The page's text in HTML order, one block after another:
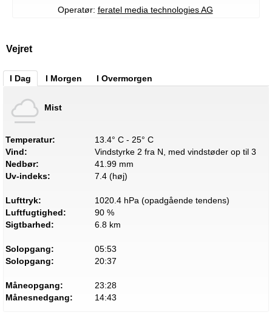
Operatør: feratel media technologies AG
Vejret
I Dag I Morgen I Overmorgen
Mist
Temperatur:
13.4° C - 25° C
Vind:
Vindstyrke 2 fra N, med vindstøder op til 3
Nedbør:
41.99 mm
Uv-indeks:
7.4 (høj)
Lufttryk:
1020.4 hPa (opadgående tendens)
Luftfugtighed:
90 %
Sigtbarhed:
6.8 km
Solopgang:
05:53
Solopgang:
20:37
Måneopgang:
23:28
Månesnedgang:
14:43